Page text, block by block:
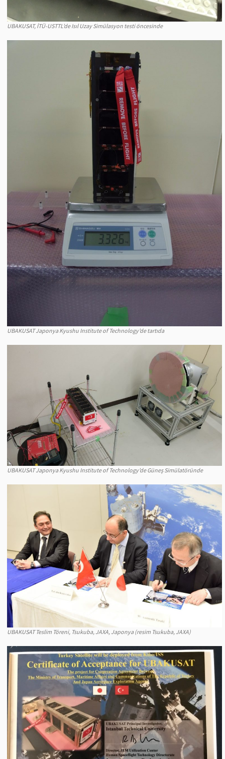
UBAKUSAT, İTÜ-USTTL’de Isıl Uzay Simülasyon testi öncesinde
UBAKUSAT Japonya Kyushu Institute of Technology’de tartıda
UBAKUSAT Japonya Kyushu Institute of Technology’de Güneş Simülatöründe
UBAKUSAT Teslim Töreni, Tsukuba, JAXA, Japonya (resim Tsukuba, JAXA)